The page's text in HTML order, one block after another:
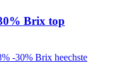
Brix top